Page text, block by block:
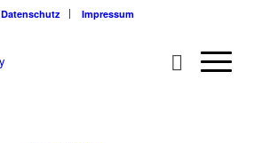
Datenschutz Impressum